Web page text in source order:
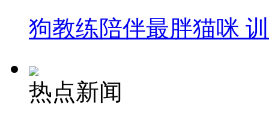
狗教练陪伴最胖猫咪
热点新闻